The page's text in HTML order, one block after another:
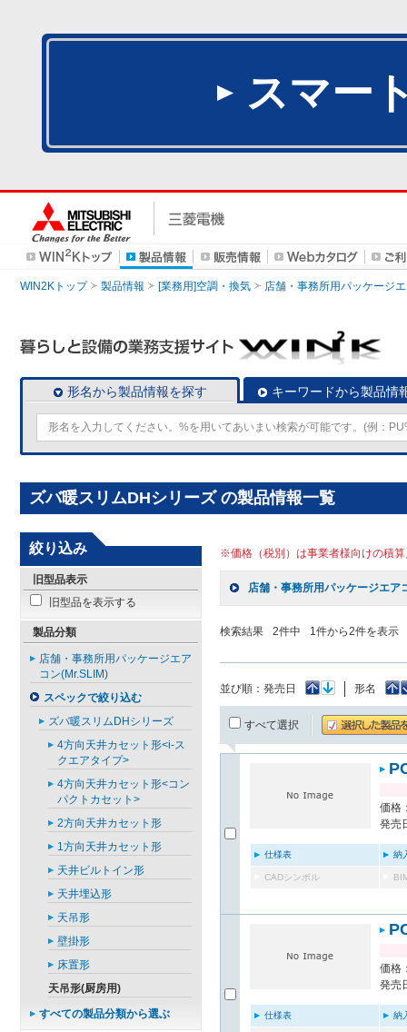
スマー
WIN2Kトップ 製品情報 [業務用]空調・換気 店舗・事務所用パッケージ
形名から製品情報を探す キーワードから製品情
ズバ暖スリムDHシリーズ の製品情報一覧
※価格（税別）は事業者様向けの積
店舗・事務所用パッケージエア
検索結果 2件中 1件から2件を表示
並び順： 発売日 形名
すべて選択
価格
発売
仕様表 納
CADシンボル
価格
発売
仕様表 納
絞り込み
旧型品表示
旧型品を表示する
製品分類
店舗・事務所用パッケージエア
コン(Mr.SLIM)
スペックで絞り込む
ズバ暖スリムDHシリーズ
4方向天井カセット形<i-ス
クエアタイプ>
4方向天井カセット形<コン
パクトカセット>
2方向天井カセット形
1方向天井カセット形
天井ビルトイン形
天井埋込形
天吊形
壁掛形
床置形
天吊形(厨房用)
すべての製品分類から選ぶ